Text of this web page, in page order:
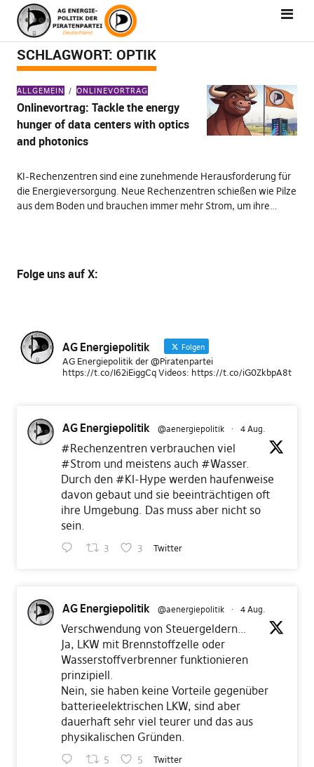
SCHLAGWORT: OPTIK
ALLGEMEIN ONLINEVORTRAG
Onlinevortrag: Tackle the energy
hunger of data centers with optics
and photonics
KI-Rechenzentren sind eine zunehmende Herausforderung für
die Energieversorgung. Neue Rechenzentren schießen wie Pilze
aus dem Boden und brauchen immer mehr Strom, um ihre…
Folge unsauf X:
AG Energiepolitik Folgen
AG Energiepolitik der @Piratenpartei
https://t.co/I62iEiggCq Videos: https://t.co/iG0ZkbpA8t
AG Energiepolitik @aenergiepolitik · 4 Aug.
#Rechenzentrenverbrauchen viel
#Strom und meistens auch #Wasser.
Durch den #KI-Hype werden haufenweise
davon gebaut und sie beeinträchtigen oft
ihre Umgebung. Das muss aber nicht so
sein.
3 3 Twitter
AG Energiepolitik @aenergiepolitik · 4 Aug.
Verschwendung von Steuergeldern…
Ja, LKW mit Brennstoffzelle oder
Wasserstoffverbrenner funktionieren
prinzipiell.
Nein, sie haben keine Vorteile gegenüber
batterieelektrischen LKW, sind aber
dauerhaft sehr viel teurer und das aus
physikalischen Gründen.
5 5 Twitter